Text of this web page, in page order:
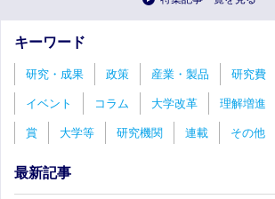
キーワード
研究・成果 政策 産業・製品 研究費
イベント コラム 大学改革 理解増進
賞 大学等 研究機関 連載 その他
最新記事